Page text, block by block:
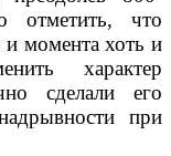
отметить, что
и момента хоть и
характер
сделали его
при